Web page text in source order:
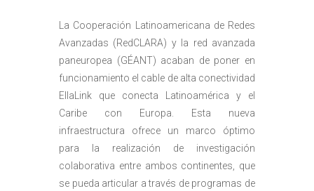
La Cooperación Latinoamericana de Redes
Avanzadas (RedCLARA) y la red avanzada
paneuropea (GÉANT) acaban de poner en
funcionamiento el cable de alta conectividad
EllaLink que conecta Latinoamérica y el
Caribe con Europa. Esta nueva
infraestructura ofrece un marco óptimo
para la realización de investigación
colaborativa entre ambos continentes, que
se pueda articular a través de programas de